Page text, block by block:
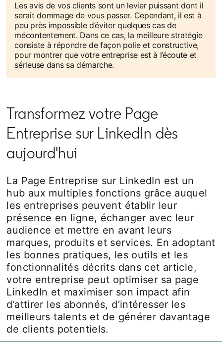
Les avis de vos clients sont un levier puissant dont il
serait dommage de vous passer. Cependant, il est à
peu près impossible d’éviter quelques cas de
mécontentement. Dans ce cas, la meilleure stratégie
consiste à répondre de façon polie et constructive,
pour montrer que votre entreprise est à l’écoute et
sérieuse dans sa démarche.
Transformez votre Page
Entreprise sur LinkedIn dès
aujourd'hui
La Page Entreprise sur LinkedIn est un
hub aux multiples fonctions grâce auquel
les entreprises peuvent établir leur
présence en ligne, échanger avec leur
audience et mettre en avant leurs
marques, produits et services. En adoptant
les bonnes pratiques, les outils et les
fonctionnalités décrits dans cet article,
votre entreprise peut optimiser sa page
LinkedIn et maximiser son impact afin
d’attirer les abonnés, d’intéresser les
meilleurs talents et de générer davantage
de clients potentiels.